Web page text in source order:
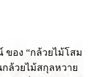
ของ “กล้วยไม้โสม
ล้วยไม้สกุลหวาย